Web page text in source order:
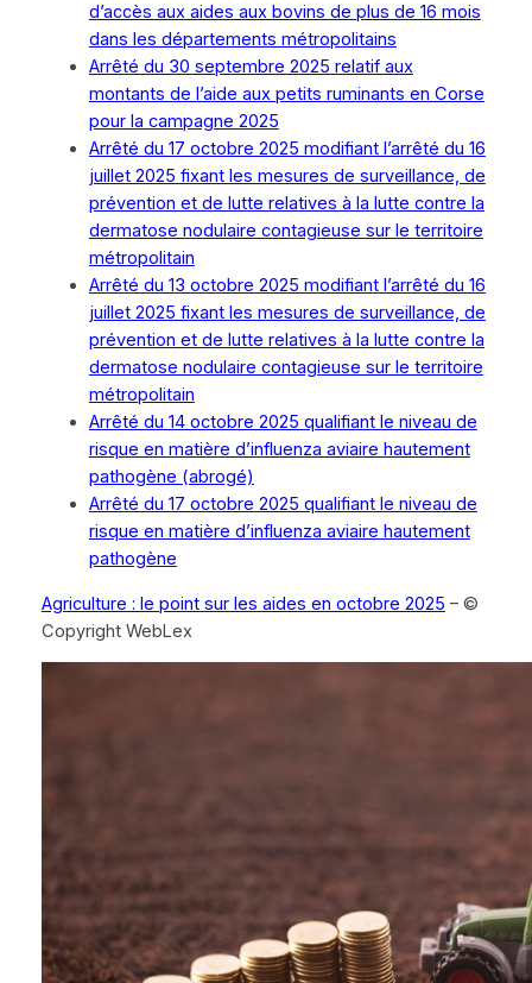
d’accès aux aides aux bovins de plus de 16 mois
dans les départements métropolitains
Arrêté du 30 septembre 2025 relatif aux
montants de l’aide aux petits ruminants en Corse
pour la campagne 2025
Arrêté du 17 octobre 2025 modifiant l’arrêté du 16
juillet 2025 fixant les mesures de surveillance, de
prévention et de lutte relatives à la lutte contre la
dermatose nodulaire contagieuse sur le territoire
métropolitain
Arrêté du 13 octobre 2025 modifiant l’arrêté du 16
juillet 2025 fixant les mesures de surveillance, de
prévention et de lutte relatives à la lutte contre la
dermatose nodulaire contagieuse sur le territoire
métropolitain
Arrêté du 14 octobre 2025 qualifiant le niveau de
risque en matière d’influenza aviaire hautement
pathogène (abrogé)
Arrêté du 17 octobre 2025 qualifiant le niveau de
risque en matière d’influenza aviaire hautement
pathogène
Agriculture : le point sur les aides en octobre 2025 – ©
Copyright WebLex